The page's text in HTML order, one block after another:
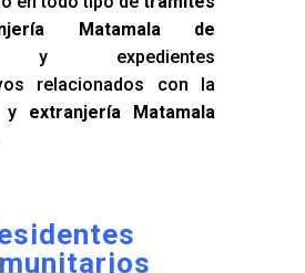
Matamala de
relacionados con la
y extranjería Matamala